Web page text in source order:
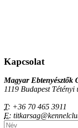
Kapcsolat
Magyar Ebtenyésztők
1119 Budapest Tétényi
T: +36 70 465 3911
E: